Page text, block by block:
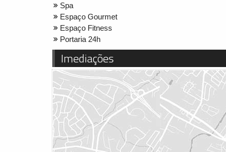
Spa
Espaço Gourmet
Espaço Fitness
Portaria 24h
Imediações